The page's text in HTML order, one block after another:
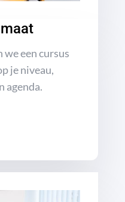
we een cursus
je niveau,
agenda.